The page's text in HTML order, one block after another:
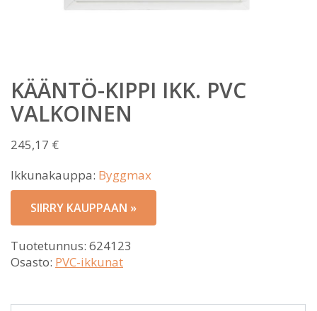
KÄÄNTÖ-KIPPI IKK. PVC
VALKOINEN
245,17 €
Ikkunakauppa: Byggmax
SIIRRY KAUPPAAN »
Tuotetunnus: 624123
Osasto: PVC-ikkunat